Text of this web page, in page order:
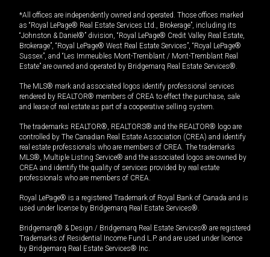
*All offices are independently owned and operated. Those offices marked
as “Royal LePage® Real Estate Services Ltd., Brokerage”, including its
“Johnston & Daniel®” division, “Royal LePage® Credit Valley Real Estate,
Brokerage”, “Royal LePage® West Real Estate Services”, “Royal LePage®
Sussex”, and “Les Immeubles Mont-Tremblant / Mont-Tremblant Real
Estate” are owned and operated by Bridgemarq Real Estate Services®.
The MLS® mark and associated logos identify professional services
rendered by REALTOR® members of CREA to effect the purchase, sale
and lease of real estate as part of a cooperative selling system.
The trademarks REALTOR®, REALTORS® and the REALTOR® logo are
controlled by The Canadian Real Estate Association (CREA) and identify
real estate professionals who are members of CREA. The trademarks
MLS®, Multiple Listing Service® and the associated logos are owned by
CREA and identify the quality of services provided by real estate
professionals who are members of CREA.
Royal LePage® is a registered Trademark of Royal Bank of Canada and is
used under license by Bridgemarq Real Estate Services®.
Bridgemarq® & Design / Bridgemarq Real Estate Services® are registered
Trademarks of Residential Income Fund L.P. and are used under licence
by Bridgemarq Real Estate Services® Inc.